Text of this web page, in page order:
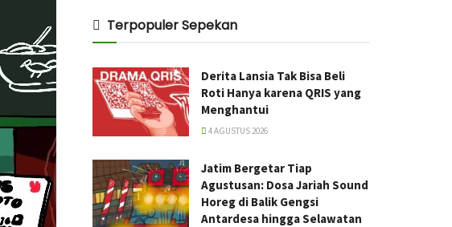
Terpopuler Sepekan
Derita Lansia Tak Bisa Beli
Roti Hanya karena QRIS yang
Menghantui
4 AGUSTUS 2026
Jatim Bergetar Tiap
Agustusan: Dosa Jariah Sound
Horeg di Balik Gengsi
Antardesa hingga Selawatan